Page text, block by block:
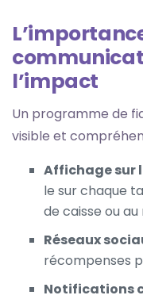
l’impact
Un programme de
visible et
Affichage sur
le sur chaque
de caisse ou au
Réseaux
récompenses
Notifications